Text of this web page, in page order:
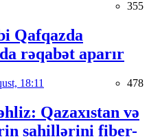
355
Qafqazda
rəqabət aparır
18:11 478
Qazaxıstan və
sahillərini fiber-